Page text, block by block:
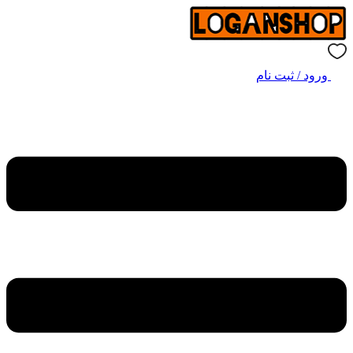
ورود / ثبت نام